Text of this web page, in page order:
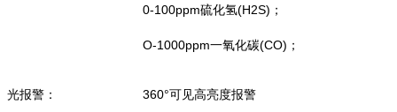
0-100ppm硫化氢(H2S)；
O-1000ppm一氧化碳(CO)；
光报警： 360°可见高亮度报警